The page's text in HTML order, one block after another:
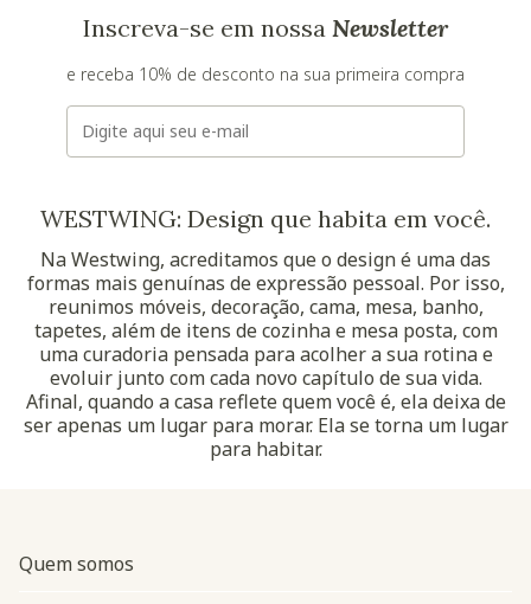
Inscreva-se em nossa Newsletter
e receba 10% de desconto na sua primeira compra
E-mail
WESTWING: Design que habita em você.
Na Westwing, acreditamos que o design é uma das
formas mais genuínas de expressão pessoal. Por isso,
reunimos móveis, decoração, cama, mesa, banho,
tapetes, além de itens de cozinha e mesa posta, com
uma curadoria pensada para acolher a sua rotina e
evoluir junto com cada novo capítulo de sua vida.
Afinal, quando a casa reflete quem você é, ela deixa de
ser apenas um lugar para morar. Ela se torna um lugar
para habitar.
Quem somos